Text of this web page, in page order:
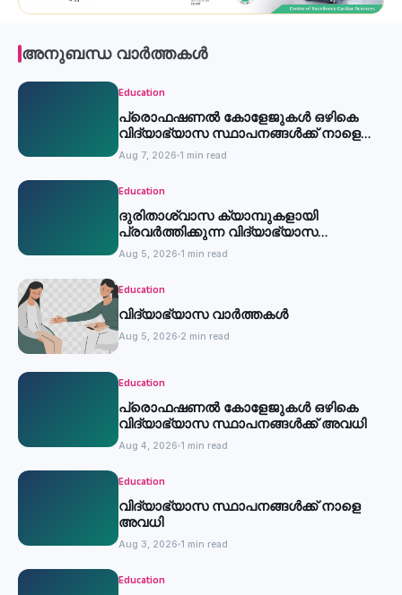
അനുബന്ധ വാർത്തകൾ
Education
പ്രൊഫഷണൽ കോളേജുകൾ ഒഴികെ
വിദ്യാഭ്യാസ സ്ഥാപനങ്ങൾക്ക് നാളെ
അവധി
Aug 7, 2026 1 min read
Education
ദുരിതാശ്വാസ ക്യാമ്പുകളായി
പ്രവര്‍ത്തിക്കുന്ന വിദ്യാഭ്യാസ
സ്ഥാപനങ്ങള്‍ക്ക് അവധി
Aug 5, 2026 1 min read
Education
വിദ്യാഭ്യാസ വാർത്തകൾ
Aug 5, 2026 2 min read
Education
പ്രൊഫഷണൽ കോളേജുകൾ ഒഴികെ
വിദ്യാഭ്യാസ സ്ഥാപനങ്ങൾക്ക് അവധി
Aug 4, 2026 1 min read
Education
വിദ്യാഭ്യാസ സ്ഥാപനങ്ങൾക്ക് നാളെ
അവധി
Aug 3, 2026 1 min read
Education